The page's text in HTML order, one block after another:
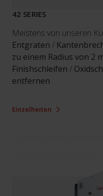
42 SERIES
Meistens von unseren
Entgraten /
zu einem Radius von 2
Finishschleifen /
entfernen
Einzelheiten